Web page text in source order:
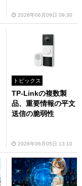
2026年06月09日 09:30
トピックス
TP-Linkの複数製
品、重要情報の平文
送信の脆弱性
2026年06月05日 13:10